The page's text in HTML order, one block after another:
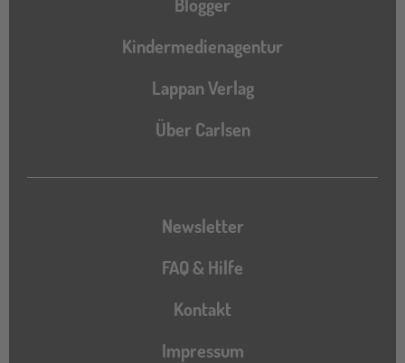
Kindermedienagentur
Lappan Verlag
Über Carlsen
Newsletter
FAQ & Hilfe
Kontakt
Impressum